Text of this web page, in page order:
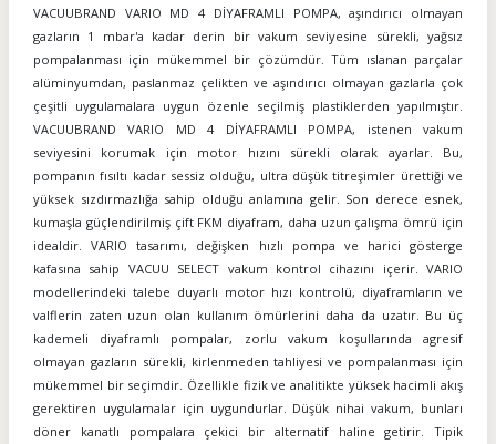
VACUUBRAND VARIO MD 4 DİYAFRAMLI POMPA, aşındırıcı olmayan
gazların 1 mbar'a kadar derin bir vakum seviyesine sürekli, yağsız
pompalanması için mükemmel bir çözümdür. Tüm ıslanan parçalar
alüminyumdan, paslanmaz çelikten ve aşındırıcı olmayan gazlarla çok
çeşitli uygulamalara uygun özenle seçilmiş plastiklerden yapılmıştır.
VACUUBRAND VARIO MD 4 DİYAFRAMLI POMPA, istenen vakum
seviyesini korumak için motor hızını sürekli olarak ayarlar. Bu,
pompanın fısıltı kadar sessiz olduğu, ultra düşük titreşimler ürettiği ve
yüksek sızdırmazlığa sahip olduğu anlamına gelir. Son derece esnek,
kumaşla güçlendirilmiş çift FKM diyafram, daha uzun çalışma ömrü için
idealdir. VARIO tasarımı, değişken hızlı pompa ve harici gösterge
kafasına sahip VACUU SELECT vakum kontrol cihazını içerir. VARIO
modellerindeki talebe duyarlı motor hızı kontrolü, diyaframların ve
valflerin zaten uzun olan kullanım ömürlerini daha da uzatır. Bu üç
kademeli diyaframlı pompalar, zorlu vakum koşullarında agresif
olmayan gazların sürekli, kirlenmeden tahliyesi ve pompalanması için
mükemmel bir seçimdir. Özellikle fizik ve analitikte yüksek hacimli akış
gerektiren uygulamalar için uygundurlar. Düşük nihai vakum, bunları
döner kanatlı pompalara çekici bir alternatif haline getirir. Tipik